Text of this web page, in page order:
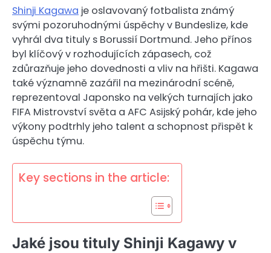
Shinji Kagawa je oslavovaný fotbalista známý
svými pozoruhodnými úspěchy v Bundeslize, kde
vyhrál dva tituly s Borussií Dortmund. Jeho přínos
byl klíčový v rozhodujících zápasech, což
zdůrazňuje jeho dovednosti a vliv na hřišti. Kagawa
také významně zazářil na mezinárodní scéně,
reprezentoval Japonsko na velkých turnajích jako
FIFA Mistrovství světa a AFC Asijský pohár, kde jeho
výkony podtrhly jeho talent a schopnost přispět k
úspěchu týmu.
Key sections in the article:
Jaké jsou tituly Shinji Kagawy v